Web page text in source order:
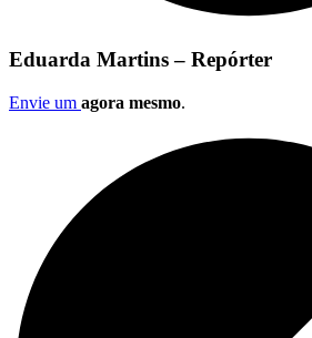
Eduarda Martins – Repórter
Envie um agora mesmo.